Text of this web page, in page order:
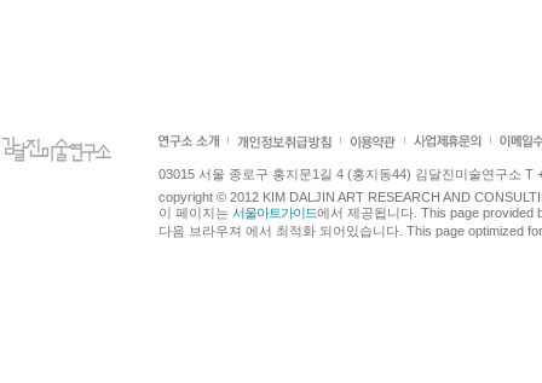
03015 서울 종로구 홍지문1길 4 (홍지동44) 김달진미술연구소 T
copyright © 2012 KIM DALJIN ART RESEARCH AND
이 페이지는 서울아트가이드에서 제공됩니다. This page provided
다음 브라우져 에서 최적화 되어있습니다. This page optimized